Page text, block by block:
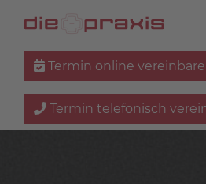
Termin online
Termin telefonisch